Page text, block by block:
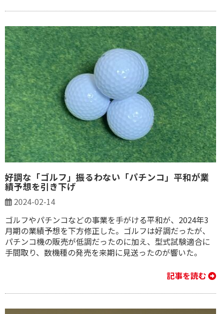
好調な「ゴルフ」振るわない「パチンコ」平和が業
績予想を引き下げ
2024-02-14
ゴルフやパチンコなどの事業を手がける平和が、2024年3
月期の業績予想を下方修正した。ゴルフは好調だったが、
パチンコ機の販売が低調だったのに加え、型式試験適合に
手間取り、数機種の発売を来期に見送ったのが響いた。
記事を読む